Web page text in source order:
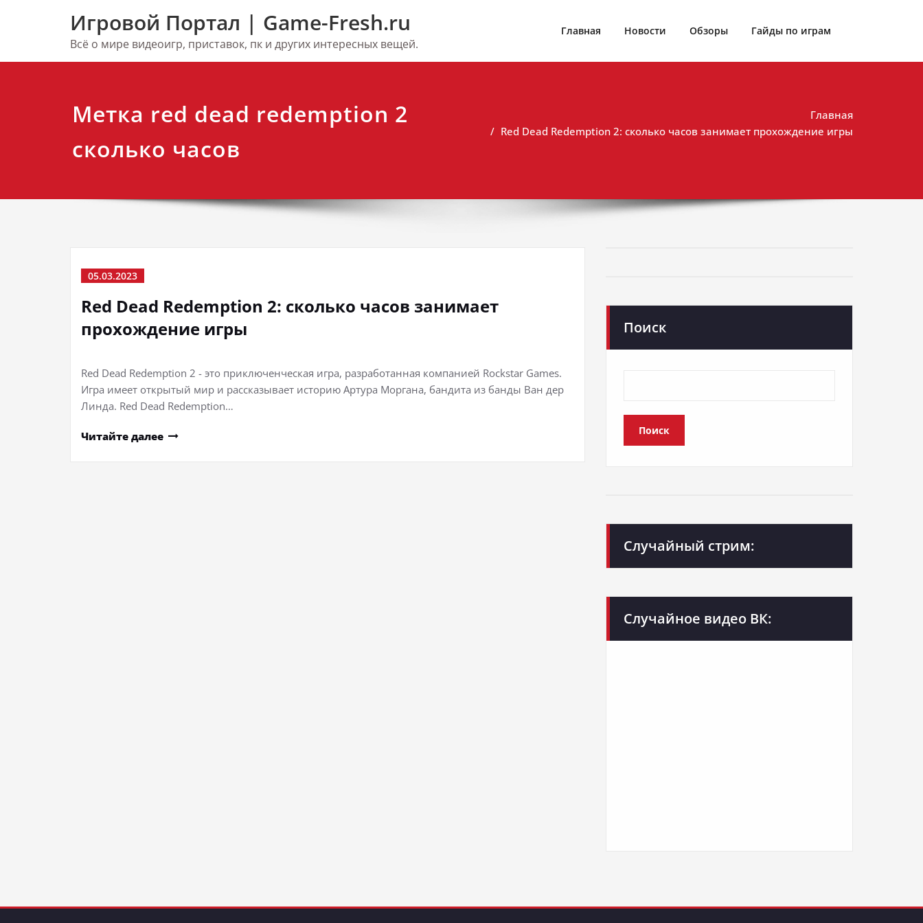
Игровой Портал | Game-Fresh.ru
Всё о мире видеоигр, приставок, пк и других интересных вещей.
Главная Новости Обзоры Гайды по играм
Метка red dead redemption 2
сколько часов
Главная
Red Dead Redemption 2: сколько часов занимает прохождение игры
05.03.2023
Red Dead Redemption 2: сколько часов занимает
прохождение игры
Red Dead Redemption 2 - это приключенческая игра, разработанная компанией Rockstar Games.
Игра имеет открытый мир и рассказывает историю Артура Моргана, бандита из банды Ван дер
Линда. Red Dead Redemption…
Читайте далее
Поиск
Поиск
Случайный стрим:
Случайное видео ВК: